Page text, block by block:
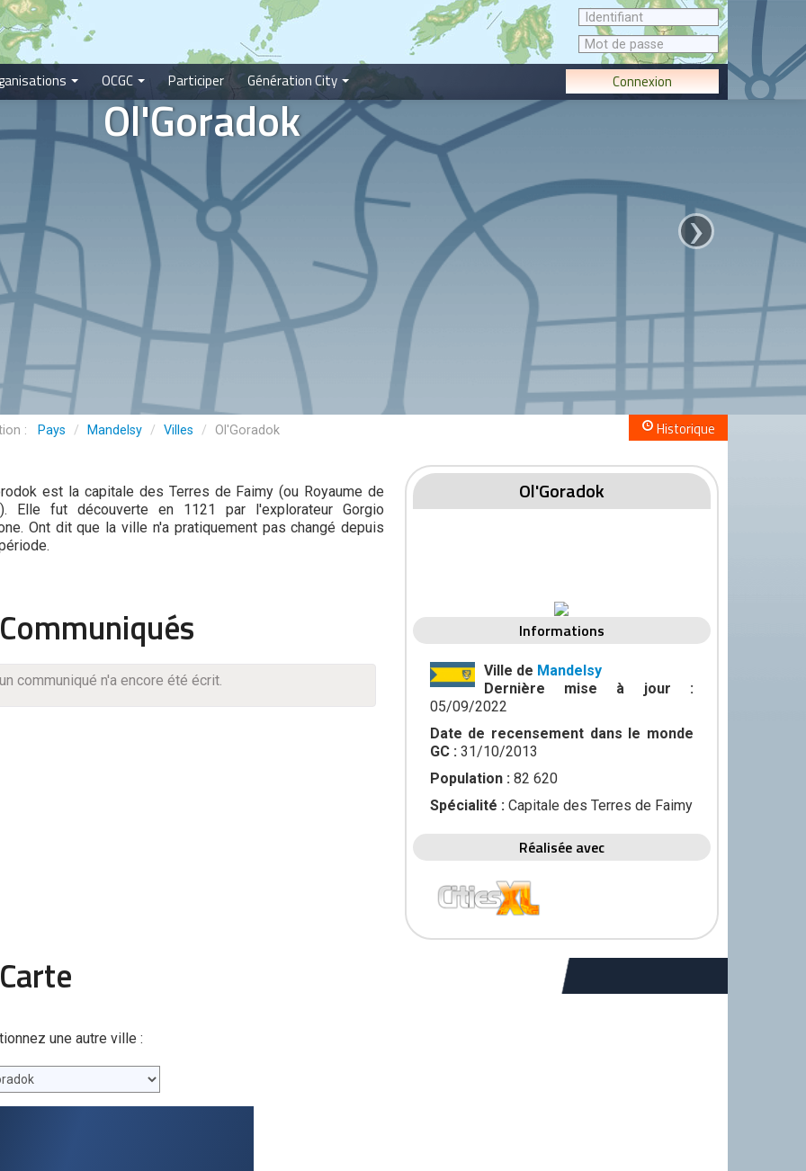
Connexion
OCGC Participer Génération City
Ol'Goradok
›
Pays / Mandelsy / Villes / Ol'Goradok Historique
Ol'Goradok
Informations
Ville de Mandelsy
Dernière mise à jour :
05/09/2022
Date de recensement dans le monde
GC :31/10/2013
Population :82 620
Spécialité :Capitale des Terres de Faimy
Réalisée avec
est la capitale des Terres de Faimy (ou Royaume de
Elle fut découverte en 1121 par l'explorateur Gorgio
Ont dit que la ville n'a pratiquement pas changé depuis
Communiqués
communiqué n'a encore été écrit.
Carte
une autre ville :